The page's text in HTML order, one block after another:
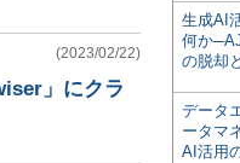
(2023/02/22)
」にクラ
生成AI
何か
の脱却
データ
ータマ
AI活用